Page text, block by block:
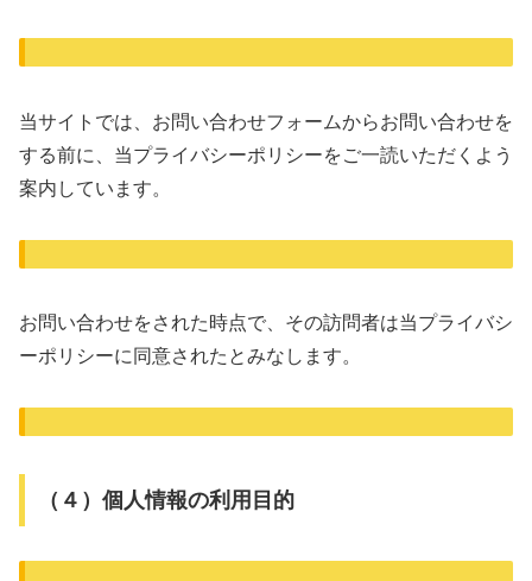
当サイトでは、お問い合わせフォームからお問い合わせを
する前に、当プライバシーポリシーをご一読いただくよう
案内しています。
お問い合わせをされた時点で、その訪問者は当プライバシ
ーポリシーに同意されたとみなします。
（４）個人情報の利用目的